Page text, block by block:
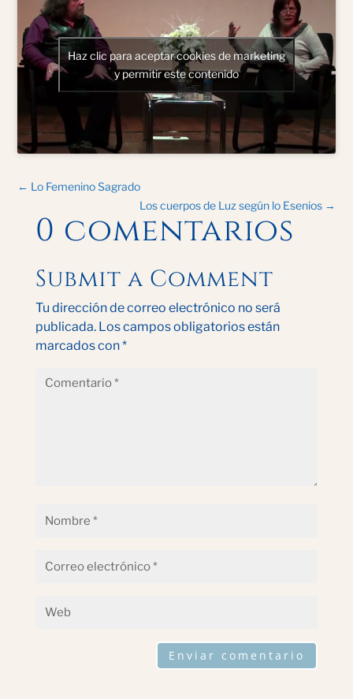
Haz clic para aceptar cookies de marketing
y permitir este contenido
← Lo Femenino Sagrado
Los cuerpos de Luz según lo Esenios→
0 comentarios
Submit a Comment
Tu dirección de correo electrónico no será
publicada. Los campos obligatorios están
marcados con*
Enviar comentario